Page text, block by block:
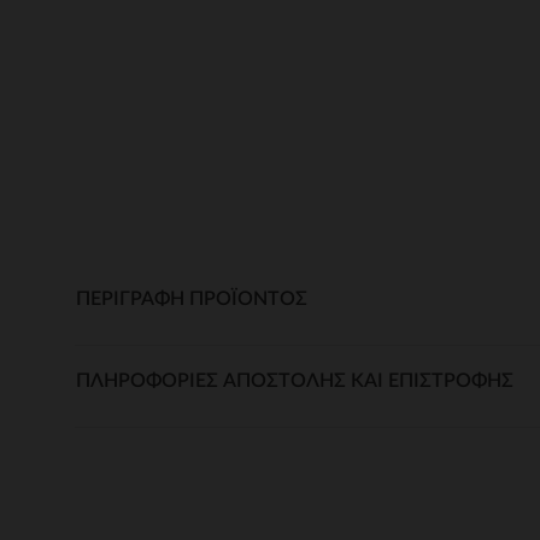
ΠΕΡΙΓΡΑΦΉ ΠΡΟΪΌΝΤΟΣ
ΠΛΗΡΟΦΟΡΊΕΣ ΑΠΟΣΤΟΛΉΣ ΚΑΙ ΕΠΙΣΤΡΟΦΉΣ